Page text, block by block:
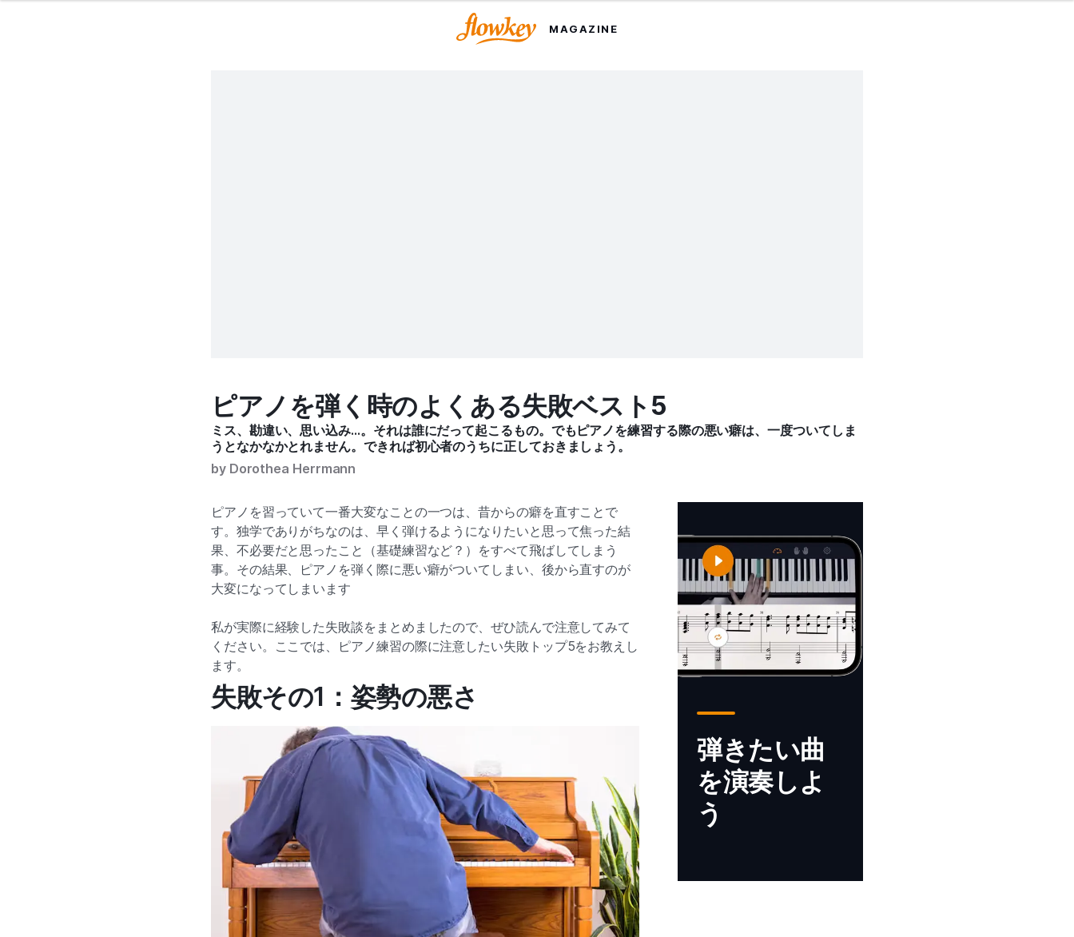
MAGAZINE
ピアノを弾く時のよくある失敗ベスト5
ミス、勘違い、思い込み…。それは誰にだって起こるもの。でもピアノを練習する際の悪い癖は、一度ついてしま
うとなかなかとれません。できれば初心者のうちに正しておきましょう。
by Dorothea Herrmann
ピアノを習っていて一番大変なことの一つは、昔からの癖を直すことで
す。独学でありがちなのは、早く弾けるようになりたいと思って焦った結
果、不必要だと思ったこと（基礎練習など？）をすべて飛ばしてしまう
事。その結果、ピアノを弾く際に悪い癖がついてしまい、後から直すのが
大変になってしまいます
私が実際に経験した失敗談をまとめましたので、ぜひ読んで注意してみて
ください。ここでは、ピアノ練習の際に注意したい失敗トップ5をお教えし
ます。
失敗その1：姿勢の悪さ
弾きたい曲
を演奏しよ
う